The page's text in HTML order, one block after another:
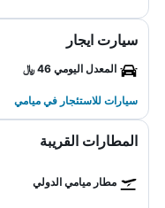
سيارت ايجار
المعدل اليومي 46 ﷼
سيارات للاستئجار في ميامي
المطارات القريبة
مطار ميامي الدولي